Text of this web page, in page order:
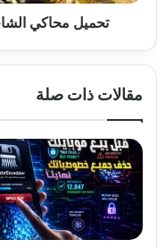
تحميل محاكي
مقالات ذات صلة